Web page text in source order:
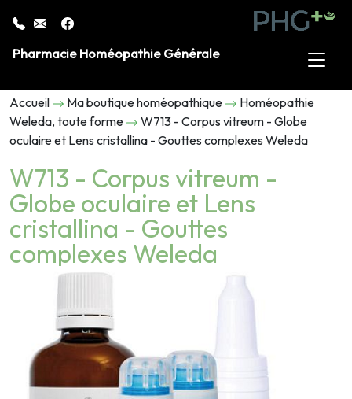
Pharmacie Homéopathie Générale
Accueil Ma boutique homéopathique
Homéopathie
Weleda, toute forme
W713 - Corpus vitreum - Globe
oculaire et Lens cristallina - Gouttes complexes Weleda
W713 - Corpus vitreum -
Globe oculaire et Lens
cristallina - Gouttes
complexes Weleda